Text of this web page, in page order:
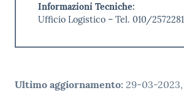
Informazioni Tecniche:
Ufficio Logistico – Tel. 010/2572281
Ultimo aggiornamento: 29-03-2023,